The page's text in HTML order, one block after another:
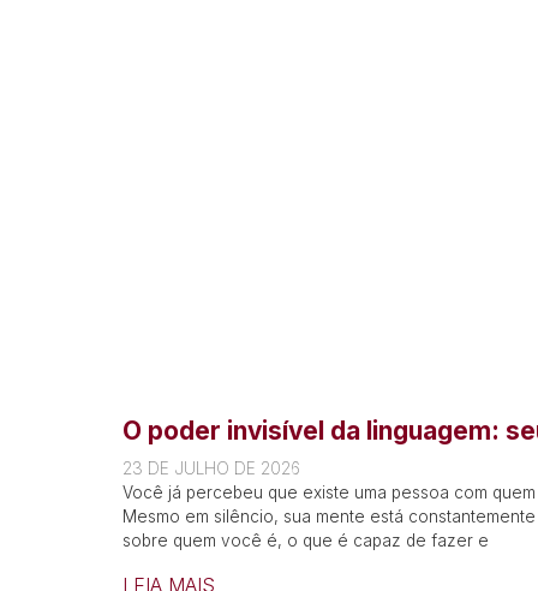
O poder invisível da linguagem:
23 DE JULHO DE 2026
Você já percebeu que existe uma pessoa com
Mesmo em silêncio, sua mente está
sobre quem você é, o que é capaz de fazer e
LEIA MAIS